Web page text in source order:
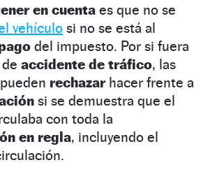
en cuenta es que no se
vehículo si no se está al
del impuesto. Por si fuera
accidente de tráfico, las
rechazarhacer frente a
si se demuestra que el
con toda la
en regla, incluyendo el